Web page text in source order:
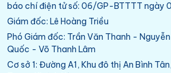
báo chí điện tử số: 06/GP-BTTTT ngày
Giám đốc: Lê Hoàng Triều
Phó Giám đốc: Trần Văn Thanh -
Quốc - Võ Thanh Lâm
Cơ sở 1: Đường A1, Khu đô thị An Bình